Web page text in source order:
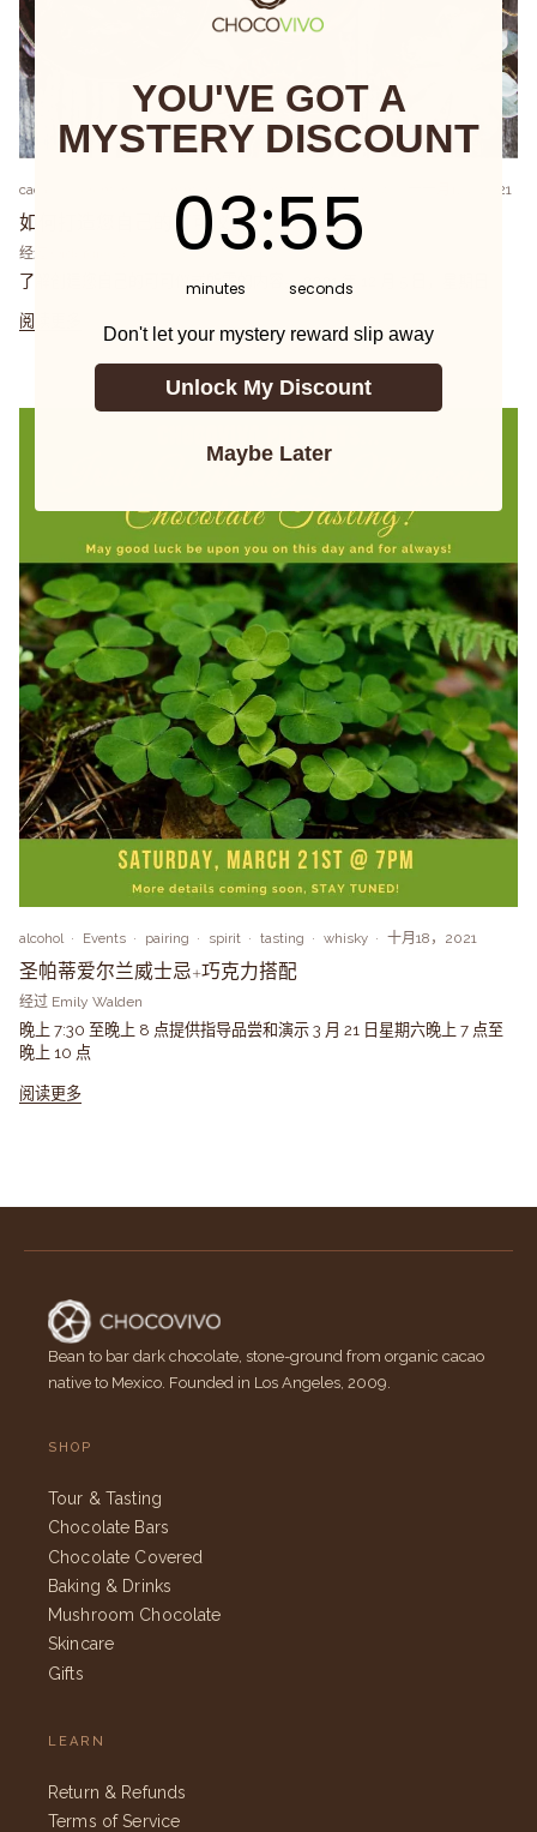
cacao 十一月12，2021
如何打造您自己的可可仪式
经过 Ordergroove
了解创建您自己的可可仪式所需的内容。 2021 年 12 月 5 日，星期日
阅读更多
alcohol Events pairing spirit tasting whisky 十月18，2021
圣帕蒂爱尔兰威士忌+巧克力搭配
经过 Emily Walden
晚上 7:30 至晚上 8 点提供指导品尝和演示 3 月 21 日星期六晚上 7 点至
晚上 10 点
阅读更多
Bean to bar dark chocolate, stone-ground from organic cacao
native to Mexico. Founded in Los Angeles, 2009.
SHOP
Tour & Tasting
Chocolate Bars
Chocolate Covered
Baking & Drinks
Mushroom Chocolate
Skincare
Gifts
LEARN
Return & Refunds
Terms of Service
YOU'VE GOT A
MYSTERY DISCOUNT
03
minutes
:55
seconds
Don't let your mystery reward slip away
Unlock My Discount
Maybe Later